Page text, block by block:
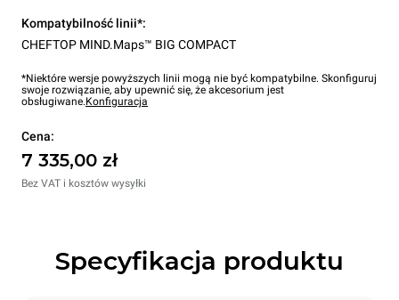
Kompatybilność linii*:
CHEFTOP MIND.Maps™ BIG COMPACT
*Niektóre wersje powyższych linii mogą nie być kompatybilne. Skonfiguruj
swoje rozwiązanie, aby upewnić się, że akcesorium jest
obsługiwane.Konfiguracja
Cena:
7 335,00 zł
Bez VAT i kosztów wysyłki
Specyfikacja produktu